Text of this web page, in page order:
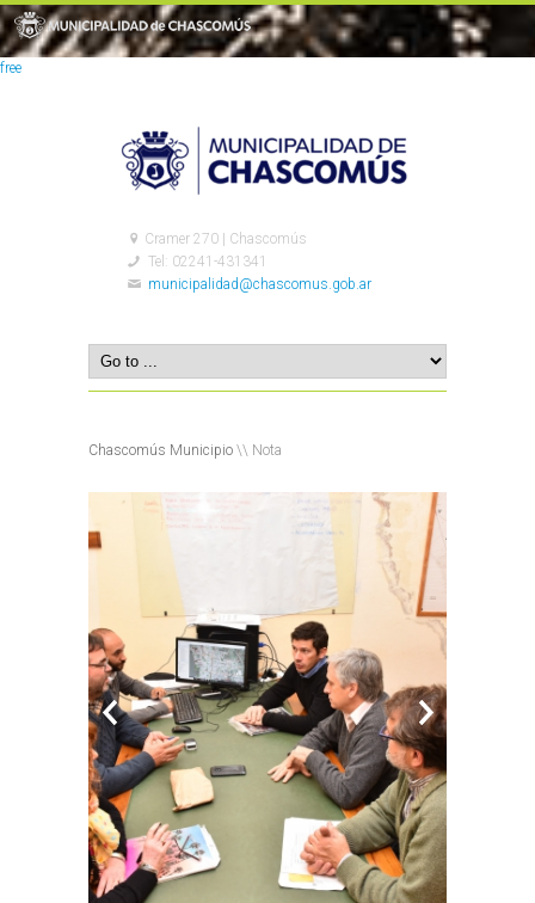
free
Cramer 270 | Chascomús
Tel: 02241-431341
municipalidad@chascomus.gob.ar
Chascomús Municipio \\ Nota